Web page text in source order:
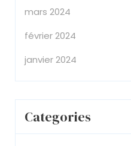
mars 2024
février 2024
janvier 2024
Categories